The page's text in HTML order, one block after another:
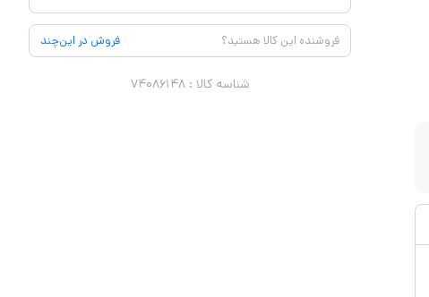
فروشنده این کالا هستید؟ فروش در این‌چند
شناسه کالا :۷۴۰۸۶۱۴۸